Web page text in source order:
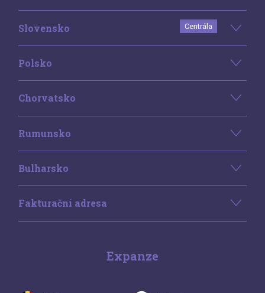
Slovensko Centrála
Polsko
Chorvatsko
Rumunsko
Bulharsko
Fakturační adresa
Expanze